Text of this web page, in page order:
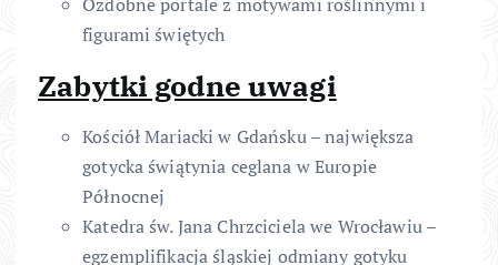
figurami świętych
Zabytki godne uwagi
Kościół Mariacki w Gdańsku – największa
gotycka świątynia ceglana w Europie
Północnej
Katedra św. Jana Chrzciciela we Wrocławiu –
egzemplifikacja śląskiej odmiany gotyku